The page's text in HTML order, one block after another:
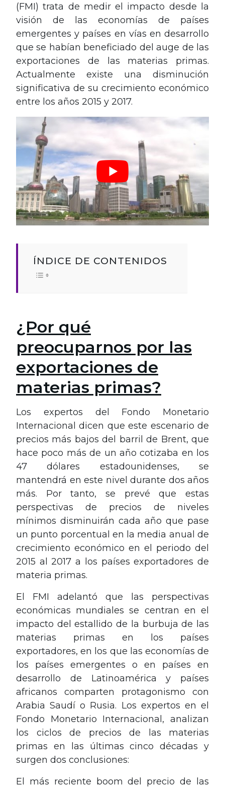
(FMI) trata de medir el impacto desde la
visión de las economías de países
emergentes y países en vías en desarrollo
que se habían beneficiado del auge de las
exportaciones de las materias primas.
Actualmente existe una disminución
significativa de su crecimiento económico
entre los años 2015 y 2017.
ÍNDICE DE CONTENIDOS
¿Por qué
preocuparnos por las
exportaciones de
materias primas?
Los expertos del Fondo Monetario
Internacional dicen que este escenario de
precios más bajos del barril de Brent, que
hace poco más de un año cotizaba en los
47 dólares estadounidenses, se
mantendrá en este nivel durante dos años
más. Por tanto, se prevé que estas
perspectivas de precios de niveles
mínimos disminuirán cada año que pase
un punto porcentual en la media anual de
crecimiento económico en el periodo del
2015 al 2017 a los países exportadores de
materia primas.
El FMI adelantó que las perspectivas
económicas mundiales se centran en el
impacto del estallido de la burbuja de las
materias primas en los países
exportadores, en los que las economías de
los países emergentes o en países en
desarrollo de Latinoamérica y países
africanos comparten protagonismo con
Arabia Saudí o Rusia. Los expertos en el
Fondo Monetario Internacional, analizan
los ciclos de precios de las materias
primas en las últimas cinco décadas y
surgen dos conclusiones:
El más reciente boom del precio de las